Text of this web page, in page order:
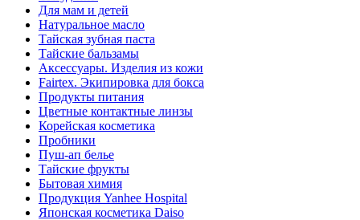
Для мам и детей
Натуральное масло
Тайская зубная паста
Тайские бальзамы
Аксессуары. Изделия из кожи
Fairtex. Экипировка для бокса
Продукты питания
Цветные контактные линзы
Корейская косметика
Пробники
Пуш-ап белье
Тайские фрукты
Бытовая химия
Продукция Yanhee Hospital
Японская косметика Daiso